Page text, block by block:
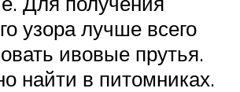
узора лучше всего
ивовые прутья.
найти в питомниках.